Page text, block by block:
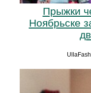
Прыжки
Ноябрьске